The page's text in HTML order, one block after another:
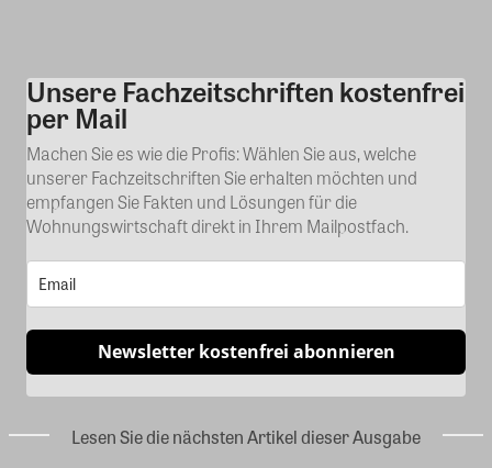
Kommentar
Unsere Fachzeitschriften kostenfrei
per Mail
Machen Sie es wie die Profis: Wählen Sie aus, welche
unserer Fachzeitschriften Sie erhalten möchten und
empfangen Sie Fakten und Lösungen für die
Wohnungswirtschaft direkt in Ihrem Mailpostfach.
Newsletter kostenfrei abonnieren
Lesen Sie die nächsten Artikel dieser Ausgabe